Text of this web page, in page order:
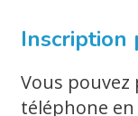
Inscription
Vous pouvez
téléphone